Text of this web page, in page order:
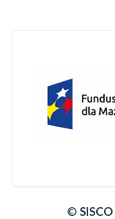
© SISCO